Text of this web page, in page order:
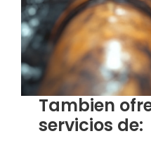
Tambien
servicios de: